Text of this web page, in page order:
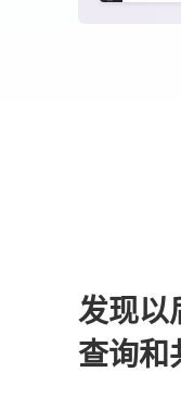
发现以
查询和